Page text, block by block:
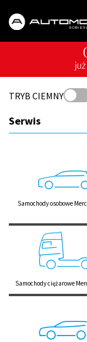
TRYB CIEMNY
Serwis
Samochody osobowe
Samochody ciężarowe